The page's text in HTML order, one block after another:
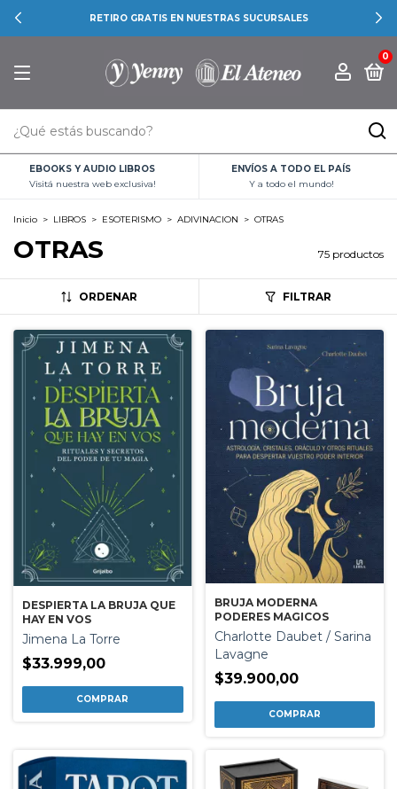
RETIRO GRATIS EN NUESTRAS SUCURSALES
0
EBOOKS Y AUDIO LIBROS
Visitá nuestra web exclusiva!
ENVÍOS A TODO EL PAÍS
Y a todo el mundo!
Inicio > LIBROS > ESOTERISMO > ADIVINACION > OTRAS
OTRAS 75 productos
ORDENAR FILTRAR
DESPIERTA LA BRUJA QUE
HAY EN VOS
Jimena La Torre
$33.999,00
BRUJA MODERNA
PODERES MAGICOS
Charlotte Daubet / Sarina
Lavagne
$39.900,00